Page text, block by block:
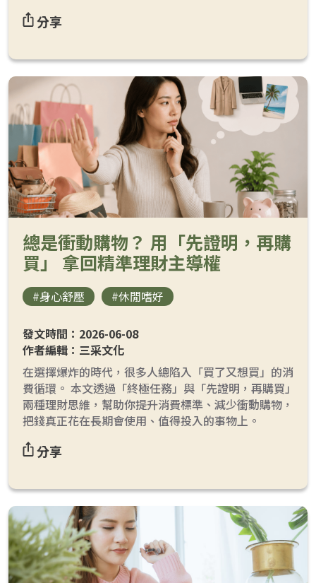
分享
總是衝動購物？ 用「先證明，再購
買」 拿回精準理財主導權
#身心舒壓 #休閒嗜好
發文時間：2026-06-08
作者編輯：三采文化
在選擇爆炸的時代，很多人總陷入「買了又想買」的消
費循環。 本文透過「終極任務」與「先證明，再購買」
兩種理財思維，幫助你提升消費標準、減少衝動購物，
把錢真正花在長期會使用、值得投入的事物上。
分享